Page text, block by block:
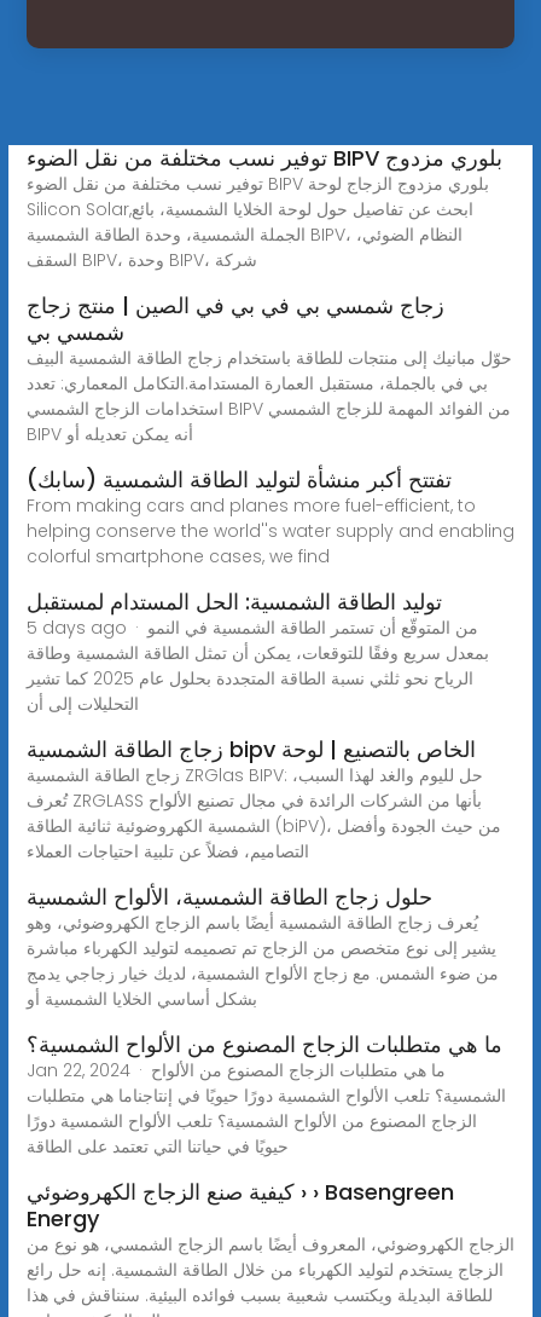
توفير نسب مختلفة من نقل الضوء BIPV بلوري مزدوج
توفير نسب مختلفة من نقل الضوء BIPV بلوري مزدوج الزجاج لوحة
Silicon Solar,ابحث عن تفاصيل حول لوحة الخلايا الشمسية، بائع
الجملة الشمسية، وحدة الطاقة الشمسية BIPV، النظام الضوئي،
السقف BIPV، وحدة BIPV، شركة
زجاج شمسي بي في بي في الصين | منتج زجاج
شمسي بي
حوّل مبانيك إلى منتجات للطاقة باستخدام زجاج الطاقة الشمسية البيف
بي في بالجملة، مستقبل العمارة المستدامة.التكامل المعماري: تعدد
استخدامات الزجاج الشمسي BIPV من الفوائد المهمة للزجاج الشمسي
BIPV أنه يمكن تعديله أو
(سابك) تفتتح أكبر منشأة لتوليد الطاقة الشمسية
From making cars and planes more fuel-efficient, to
helping conserve the world''s water supply and enabling
colorful smartphone cases, we find
توليد الطاقة الشمسية: الحل المستدام لمستقبل
5 days ago · من المتوقّع أن تستمر الطاقة الشمسية في النمو
بمعدل سريع وفقًا للتوقعات، يمكن أن تمثل الطاقة الشمسية وطاقة
الرياح نحو ثلثي نسبة الطاقة المتجددة بحلول عام 2025 كما تشير
التحليلات إلى أن
زجاج الطاقة الشمسية bipv الخاص بالتصنيع | لوحة
زجاج الطاقة الشمسية ZRGlas BIPV: حل لليوم والغد لهذا السبب،
تُعرف ZRGLASS بأنها من الشركات الرائدة في مجال تصنيع الألواح
الشمسية الكهروضوئية ثنائية الطاقة (biPV)، من حيث الجودة وأفضل
التصاميم، فضلاً عن تلبية احتياجات العملاء
حلول زجاج الطاقة الشمسية، الألواح الشمسية
يُعرف زجاج الطاقة الشمسية أيضًا باسم الزجاج الكهروضوئي، وهو
يشير إلى نوع متخصص من الزجاج تم تصميمه لتوليد الكهرباء مباشرة
من ضوء الشمس. مع زجاج الألواح الشمسية، لديك خيار زجاجي يدمج
بشكل أساسي الخلايا الشمسية أو
ما هي متطلبات الزجاج المصنوع من الألواح الشمسية؟
Jan 22, 2024 · ما هي متطلبات الزجاج المصنوع من الألواح
الشمسية؟ تلعب الألواح الشمسية دورًا حيويًا في إنتاجناما هي متطلبات
الزجاج المصنوع من الألواح الشمسية؟ تلعب الألواح الشمسية دورًا
حيويًا في حياتنا التي تعتمد على الطاقة
كيفية صنع الزجاج الكهروضوئي › › Basengreen
Energy
الزجاج الكهروضوئي، المعروف أيضًا باسم الزجاج الشمسي، هو نوع من
الزجاج يستخدم لتوليد الكهرباء من خلال الطاقة الشمسية. إنه حل رائع
للطاقة البديلة ويكتسب شعبية بسبب فوائده البيئية. سنناقش في هذا